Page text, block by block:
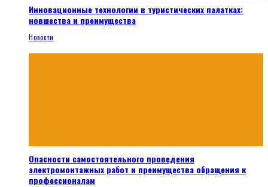
Инновационные технологии в туристических палатках:
новшества и преимущества
Новости
Опасности самостоятельного проведения
электромонтажных работ и преимущества обращения к
профессионалам